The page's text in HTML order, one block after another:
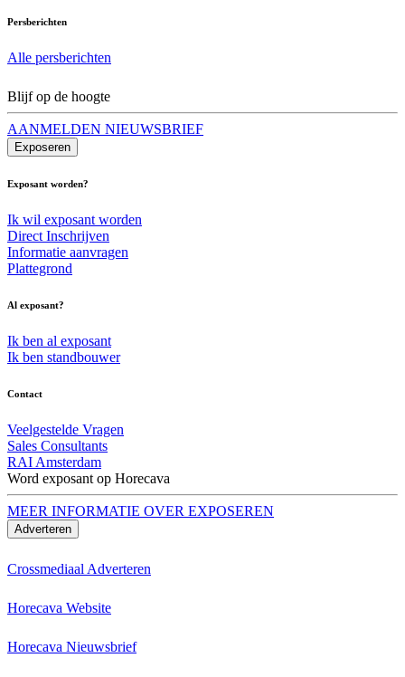
Persberichten
Alle persberichten
Blijf op de hoogte
AANMELDEN NIEUWSBRIEF
Exposeren
Exposant worden?
Ik wil exposant worden
Direct Inschrijven
Informatie aanvragen
Plattegrond
Al exposant?
Ik ben al exposant
Ik ben standbouwer
Contact
Veelgestelde Vragen
Sales Consultants
RAI Amsterdam
Word exposant op Horecava
MEER INFORMATIE OVER EXPOSEREN
Adverteren
Crossmediaal Adverteren
Horecava Website
Horecava Nieuwsbrief